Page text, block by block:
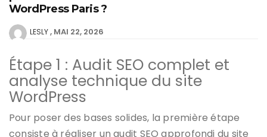
WordPress Paris ?
LESLY MAI 22, 2026
Étape 1 : Audit SEO complet et
analyse technique du site
WordPress
Pour poser des bases solides, la première étape
consiste à réaliser un audit SEO approfondi du site